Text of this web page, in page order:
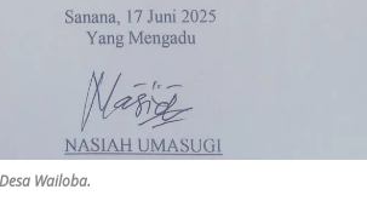
Wailoba.